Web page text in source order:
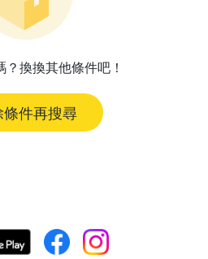
換換其他條件吧！
件再搜尋